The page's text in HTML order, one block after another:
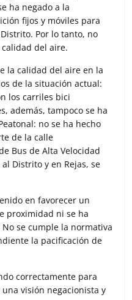
ha negado a la
fijos y móviles para
Por lo tanto, no
del aire.
la calidad del aire en la
de la situación actual:
los carriles bici
además, tampoco se ha
no se ha hecho
de la calle
Bus de Alta Velocidad
Distrito y en Rejas, se
en favorecer un
proximidad ni se ha
se cumple la normativa
la pacificación de
correctamente para
visión negacionista y